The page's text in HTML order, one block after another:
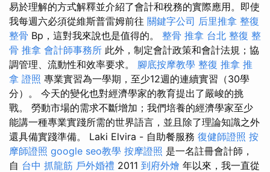
易於理解的方式解釋並介紹了會計和稅務的實際應用。即使
我每週六必須從維斯普雷姆前往 關鍵字公司 后里推拿 整復
整骨 Bp，這對我來說也是值得的。 整骨 推拿 台北 整復 整
骨 推拿 會計師事務所 此外，制定會計政策和會計法規；協
調管理、流動性和效率要求。 腳底按摩教學 整復 推拿 推
拿 證照 專業實習為一學期，至少12週的連續實習（30學
分）。 今天的變化也對經濟學家的教育提出了嚴峻的挑
戰。 勞動市場的需求不斷增加；我們培養的經濟學家至少
能講一種專業實踐所需的世界語言，並且除了理論知識之外
還具備實踐準備。 Laki Elvira - 自助餐服務 復健師證照 按
摩師證照 google seo教學 按摩證照 是一名註冊會計師，
自 台中 抓龍筋 戶外婚禮 2011 到府外燴 年以來，我一直從